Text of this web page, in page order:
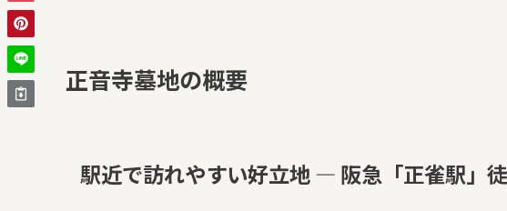
正音寺墓地の概要
駅近で訪れやすい好立地 — 阪急「正雀駅」